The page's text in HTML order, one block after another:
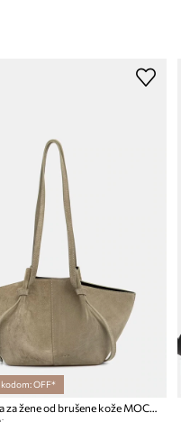
OFF*
Yuzefi torba za žene od brušene kože MOCHI